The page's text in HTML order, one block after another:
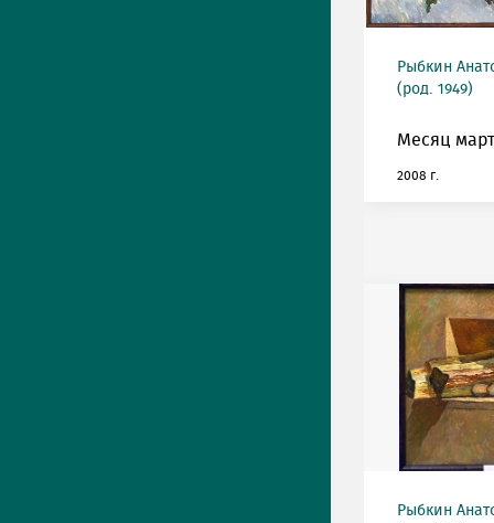
Рыбкин
(род. 1949)
Месяц
2008 г.
Рыбкин